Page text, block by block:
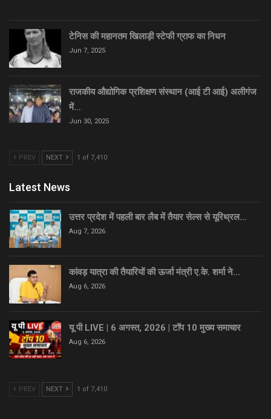
टेनिस की महानतम खिलाड़ी स्टेफी ग्राफ का निधन
Jun 7, 2025
राजकीय औद्योगिक प्रशिक्षण संस्थान (आई टी आई) अलीगंज
में…
Jun 30, 2025
PREV NEXT 1 of 7,410
Latest News
उत्तर प्रदेश में पहली बार लैब में तैयार सेल्स से यूरिथ्रल…
Aug 7, 2026
कांवड़ यात्रा की तैयारियों की ऊर्जा मंत्री ए.के. शर्मा ने…
Aug 6, 2026
यू पी LIVE | 6 अगस्त, 2026 | टॉप 10 मुख्य समाचार
Aug 6, 2026
PREV NEXT 1 of 7,410